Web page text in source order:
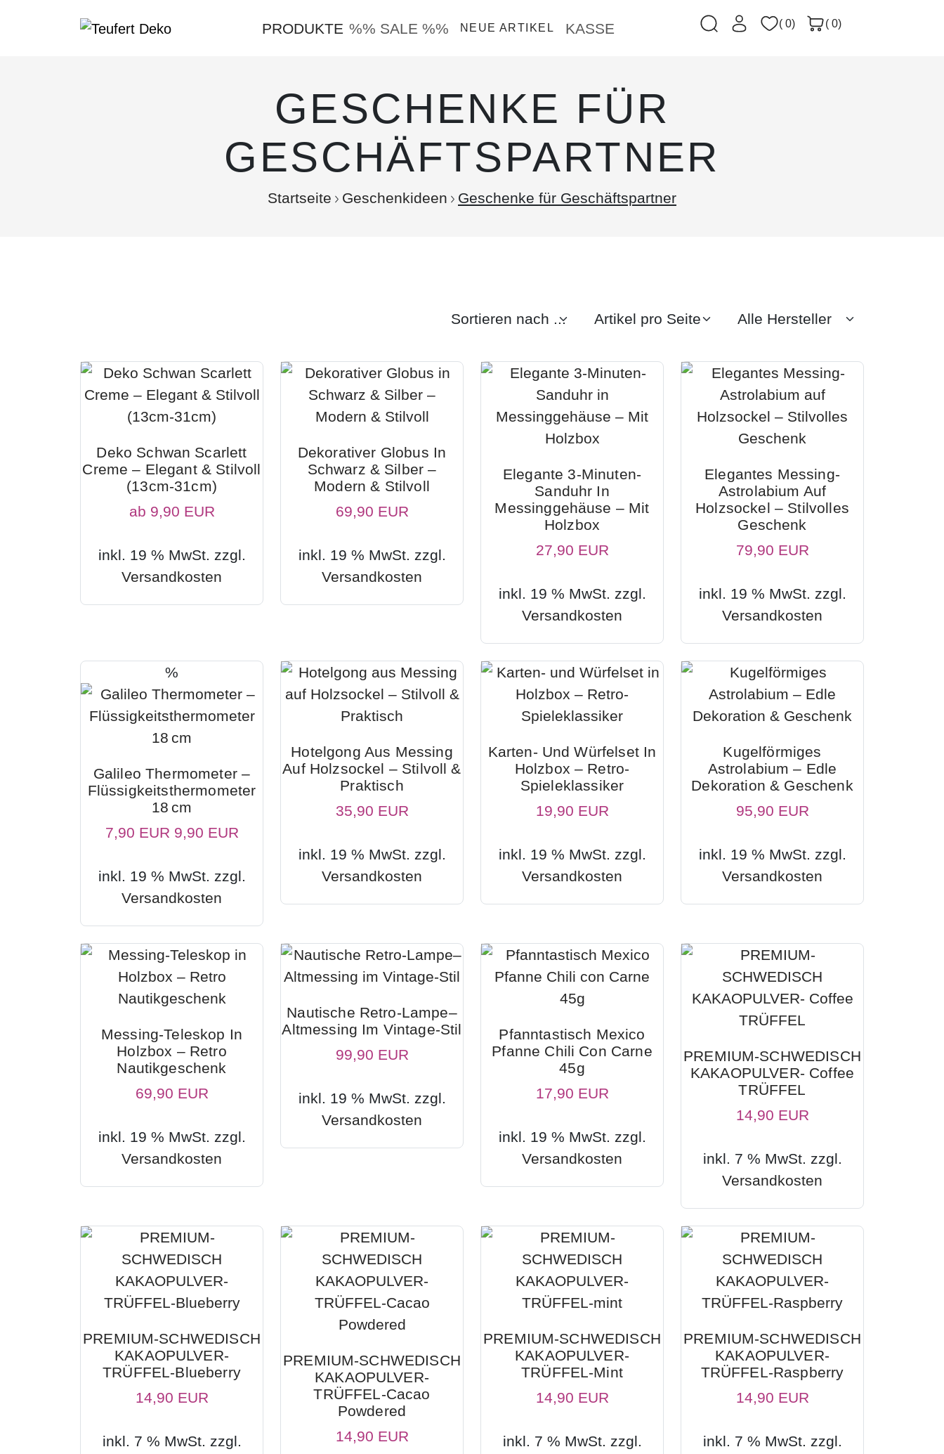
PRODUKTE %% SALE %% NEUE ARTIKEL KASSE ( 0) ( 0)
GESCHENKE FÜR
GESCHÄFTSPARTNER
Startseite Geschenkideen Geschenke für Geschäftspartner
Deko Schwan Scarlett
Creme – Elegant & Stilvoll
(13cm-31cm)
ab 9,90 EUR
inkl. 19 % MwSt. zzgl.
Versandkosten
Dekorativer Globus In
Schwarz & Silber –
Modern & Stilvoll
69,90 EUR
inkl. 19 % MwSt. zzgl.
Versandkosten
Elegante 3-Minuten-
Sanduhr In
Messinggehäuse – Mit
Holzbox
27,90 EUR
inkl. 19 % MwSt. zzgl.
Versandkosten
Elegantes Messing-
Astrolabium Auf
Holzsockel – Stilvolles
Geschenk
79,90 EUR
inkl. 19 % MwSt. zzgl.
Versandkosten
%
Galileo Thermometer –
Flüssigkeitsthermometer
18 Cm
7,90 EUR 9,90 EUR
inkl. 19 % MwSt. zzgl.
Versandkosten
Hotelgong Aus Messing
Auf Holzsockel – Stilvoll &
Praktisch
35,90 EUR
inkl. 19 % MwSt. zzgl.
Versandkosten
Karten- Und Würfelset In
Holzbox – Retro-
Spieleklassiker
19,90 EUR
inkl. 19 % MwSt. zzgl.
Versandkosten
Kugelförmiges
Astrolabium – Edle
Dekoration & Geschenk
95,90 EUR
inkl. 19 % MwSt. zzgl.
Versandkosten
Messing-Teleskop In
Holzbox – Retro
Nautikgeschenk
69,90 EUR
inkl. 19 % MwSt. zzgl.
Versandkosten
Nautische Retro-Lampe–
Altmessing Im Vintage-Stil
99,90 EUR
inkl. 19 % MwSt. zzgl.
Versandkosten
Pfanntastisch Mexico
Pfanne Chili Con Carne
45g
17,90 EUR
inkl. 19 % MwSt. zzgl.
Versandkosten
PREMIUM-SCHWEDISCH
KAKAOPULVER- Coffee
TRÜFFEL
14,90 EUR
inkl. 7 % MwSt. zzgl.
Versandkosten
PREMIUM-SCHWEDISCH
KAKAOPULVER-
TRÜFFEL-Blueberry
14,90 EUR
inkl. 7 % MwSt. zzgl.
PREMIUM-SCHWEDISCH
KAKAOPULVER-
TRÜFFEL-Cacao
Powdered
14,90 EUR
PREMIUM-SCHWEDISCH
KAKAOPULVER-
TRÜFFEL-Mint
14,90 EUR
inkl. 7 % MwSt. zzgl.
PREMIUM-SCHWEDISCH
KAKAOPULVER-
TRÜFFEL-Raspberry
14,90 EUR
inkl. 7 % MwSt. zzgl.